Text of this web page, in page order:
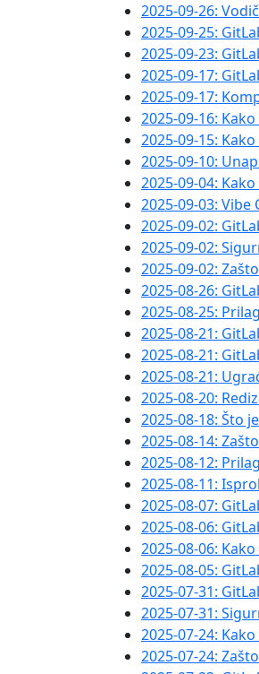
2025-09-26:
2025-09-25:
2025-09-23:
2025-09-17:
2025-09-17:
2025-09-16:
2025-09-15:
2025-09-10:
2025-09-04:
2025-09-03:
2025-09-02:
2025-09-02:
2025-09-02:
2025-08-26:
2025-08-25:
2025-08-21:
2025-08-21:
2025-08-21:
2025-08-20:
2025-08-18: Što
2025-08-14:
2025-08-12:
2025-08-11:
2025-08-07:
2025-08-06:
2025-08-06:
2025-08-05:
2025-07-31:
2025-07-31:
2025-07-24:
2025-07-24: